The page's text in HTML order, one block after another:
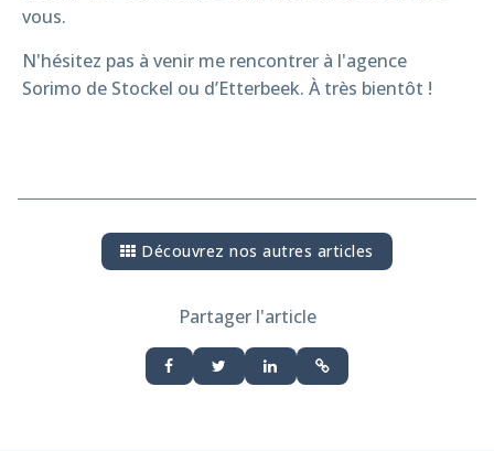
vous.
N'hésitez pas à venir me rencontrer à l'agence
Sorimo de Stockel ou d’Etterbeek. À très bientôt !
Découvrez nos autres articles
Partager l'article